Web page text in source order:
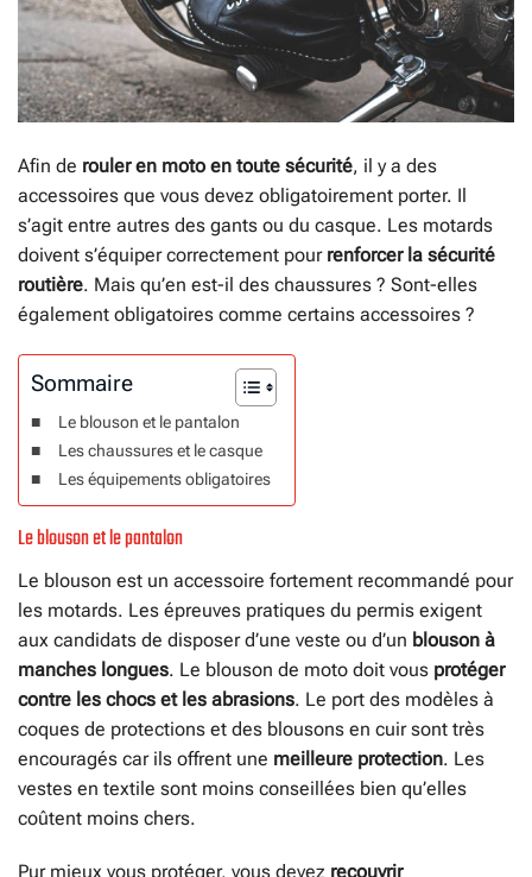
Afin de rouler en moto en toute sécurité, il y a des
accessoires que vous devez obligatoirement porter. Il
s’agit entre autres des gants ou du casque. Les motards
doivent s’équiper correctement pour renforcer la sécurité
routière. Mais qu’en est-il des chaussures ? Sont-elles
également obligatoires comme certains accessoires ?
Sommaire
Le blouson et le pantalon
Les chaussures et le casque
Les équipements obligatoires
Le blouson et le pantalon
Le blouson est un accessoire fortement recommandé pour
les motards. Les épreuves pratiques du permis exigent
aux candidats de disposer d’une veste ou d’un blouson à
manches longues. Le blouson de moto doit vous protéger
contre les chocs et les abrasions. Le port des modèles à
coques de protections et des blousons en cuir sont très
encouragés car ils offrent une meilleure protection. Les
vestes en textile sont moins conseillées bien qu’elles
coûtent moins chers.
Pur mieux vous protéger, vous devez recouvrir